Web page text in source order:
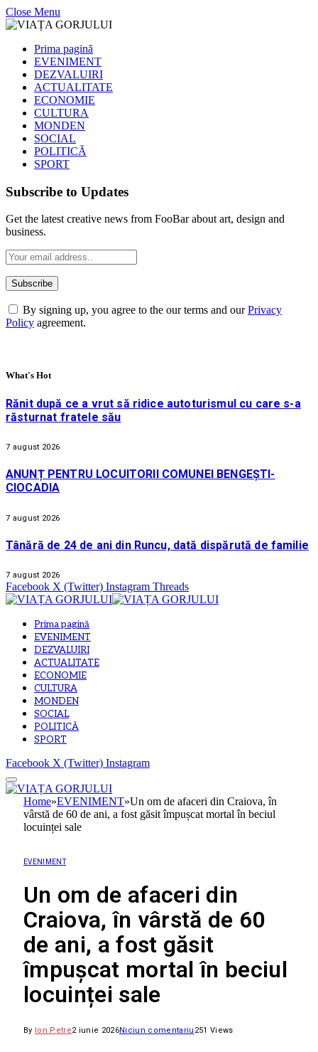
Close Menu
Prima pagină
EVENIMENT
DEZVALUIRI
ACTUALITATE
ECONOMIE
CULTURA
MONDEN
SOCIAL
POLITICĂ
SPORT
Subscribe to Updates
Get the latest creative news from FooBar about art, design and
business.
By signing up, you agree to the our terms and ourPrivacy
Policy agreement.
What's Hot
Rănit după ce a vrut să ridice autoturismul cu care s-a
răsturnat fratele său
7 august 2026
ANUNȚ PENTRU LOCUITORII COMUNEI BENGEȘTI-
CIOCADIA
7 august 2026
Tânără de 24 de ani din Runcu, dată dispărută de familie
7 august 2026
Facebook X (Twitter) Instagram Threads
Prima pagină
EVENIMENT
DEZVALUIRI
ACTUALITATE
ECONOMIE
CULTURA
MONDEN
SOCIAL
POLITICĂ
SPORT
Facebook X (Twitter) Instagram
Home»EVENIMENT»Un om de afaceri din Craiova, în
vârstă de 60 de ani, a fost găsit împușcat mortal în beciul
locuinței sale
EVENIMENT
Un om de afaceri din
Craiova, în vârstă de 60
de ani, a fost găsit
împușcat mortal în beciul
locuinței sale
By Ion Petre2 iunie 2026Niciun comentariu 251 Views